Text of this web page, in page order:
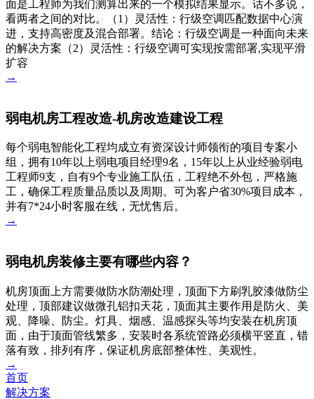
面是工程师为我们测算出来的一个模拟结果显示。话不多说，
看两者之间的对比。（1）灵活性：行级空调匹配数据中心演
进，支持高密度及混合部署。结论：行级空调是一种面向未来
的解决方案（2）灵活性：行级空调可实现按需部署,实现平滑
扩容
→
弱电机房工程改造-机房改造建设工程
每个弱电智能化工程均成立有资深设计师领衔的项目专案小
组，拥有10年以上弱电项目经理9名，15年以上从业经验弱电
工程师9支，自有9个专业施工队伍，工程绝不外包，严格施
工，确保工程质量品质以及周期。可为客户省30%项目成本，
并有7*24小时客服在线，无忧售后。
→
弱电机房装修主要有哪些内容？
机房顶面上方需要做防水防潮处理，顶面下方刷乳胶漆做防尘
处理，顶部建议做微孔铝扣天花，顶面其主要作用是防火、美
观、降噪、防尘。灯具、烟感、温感探头等均安装在机房顶
面，由于顶面管线繁多，安装时各系统管路必须横平竖直，错
落有致，排列有序，保证机房底部整体性、美观性。
→
首页
解决方案